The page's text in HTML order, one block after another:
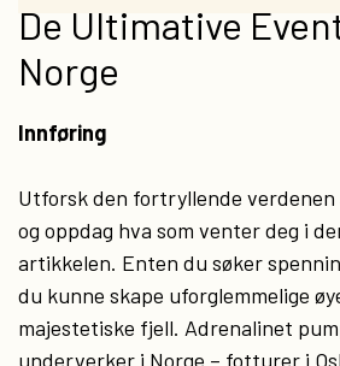
De Ultimative
Norge
Innføring
Utforsk den fortryllende
og oppdag hva som venter deg i
artikkelen. Enten du søker
du kunne skape uforglemmelige
majestetiske fjell. Adrenalinet
underverker i Norge – fotturer i